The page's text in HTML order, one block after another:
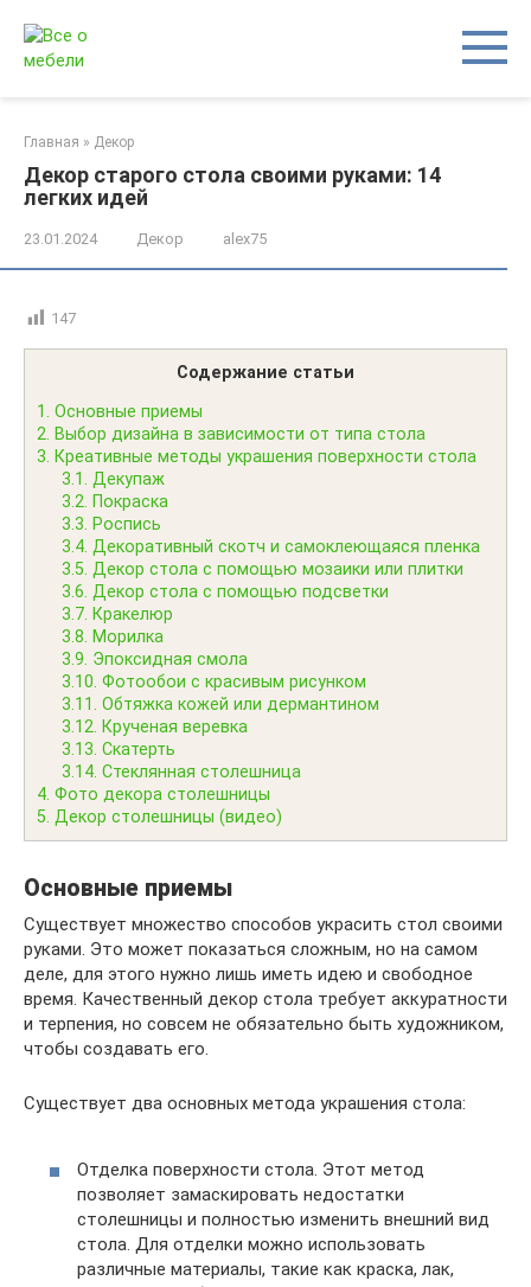
контенту
Главная » Декор
Декор старого стола своими руками: 14
легких идей
23.01.2024 Декор alex75
147
Содержание статьи
1.
Основные приемы
2.
Выбор дизайна в зависимости от типа стола
3.
Креативные методы украшения поверхности стола
3.1.
Декупаж
3.2.
Покраска
3.3.
Роспись
3.4. Декоративный скотч и самоклеющаяся пленка
3.5. Декор стола с помощью мозаики или плитки
3.6. Декор стола с помощью подсветки
3.7. Кракелюр
3.8.
Морилка
3.9. Эпоксидная смола
3.10. Фотообои с красивым рисунком
3.11.
Обтяжка кожей или дермантином
3.12.
Крученая веревка
3.13. Скатерть
3.14. Стеклянная столешница
4. Фото декора столешницы
5. Декор столешницы (видео)
Основные приемы
Существует множество способов украсить стол своими
руками. Это может показаться сложным, но на самом
деле, для этого нужно лишь иметь идею и свободное
время. Качественный декор стола требует аккуратности
и терпения, но совсем не обязательно быть художником,
чтобы создавать его.
Существует два основных метода украшения стола:
Отделка поверхности стола. Этот метод
позволяет замаскировать недостатки
столешницы и полностью изменить внешний вид
стола. Для отделки можно использовать
различные материалы, такие как краска, лак,